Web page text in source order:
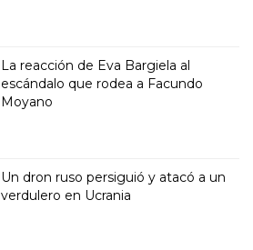
La reacción de Eva Bargiela al
escándalo que rodea a Facundo
Moyano
Un dron ruso persiguió y atacó a un
verdulero en Ucrania